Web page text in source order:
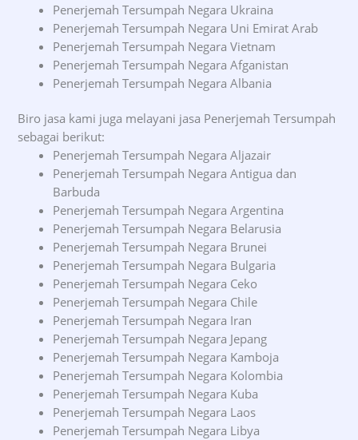
Penerjemah Tersumpah Negara Ukraina
Penerjemah Tersumpah Negara Uni Emirat Arab
Penerjemah Tersumpah Negara Vietnam
Penerjemah Tersumpah Negara Afganistan
Penerjemah Tersumpah Negara Albania
Biro jasa kami juga melayani jasa Penerjemah Tersumpah
sebagai berikut:
Penerjemah Tersumpah Negara Aljazair
Penerjemah Tersumpah Negara Antigua dan
Barbuda
Penerjemah Tersumpah Negara Argentina
Penerjemah Tersumpah Negara Belarusia
Penerjemah Tersumpah Negara Brunei
Penerjemah Tersumpah Negara Bulgaria
Penerjemah Tersumpah Negara Ceko
Penerjemah Tersumpah Negara Chile
Penerjemah Tersumpah Negara Iran
Penerjemah Tersumpah Negara Jepang
Penerjemah Tersumpah Negara Kamboja
Penerjemah Tersumpah Negara Kolombia
Penerjemah Tersumpah Negara Kuba
Penerjemah Tersumpah Negara Laos
Penerjemah Tersumpah Negara Libya